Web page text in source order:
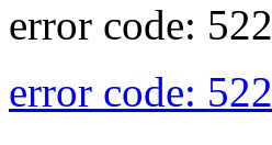
error code: 522
error code: 522